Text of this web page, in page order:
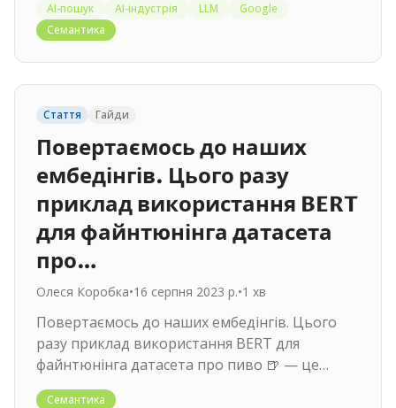
AI-пошук AI-індустрія LLM
Google
Семантика
Стаття Гайди
Повертаємось до наших
ембедінгів. Цього разу
приклад використання BERT
для файнтюнінга датасета
про…
Олеся Коробка•16 серпня 2023 р.•1 хв
Повертаємось до наших ембедінгів. Цього
разу приклад використання BERT для
файнтюнінга датасета про пиво 🍺 — це
колаб від Андреа. Чому не приклад…
Семантика